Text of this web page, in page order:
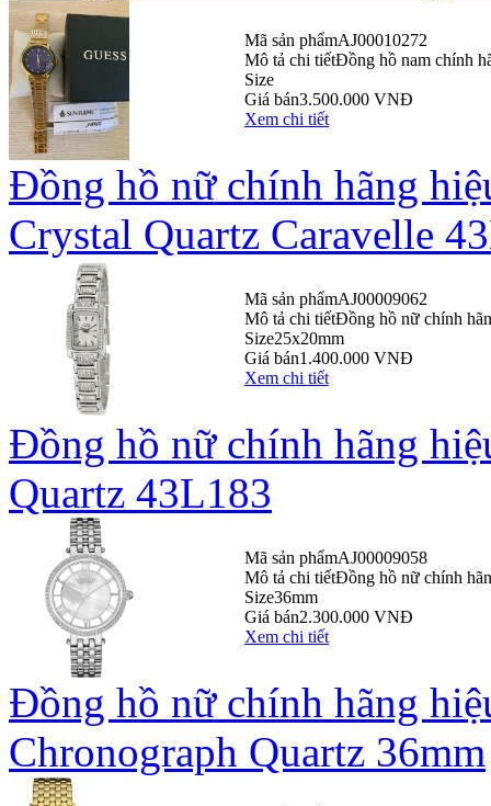
Mã sản phẩmAJ00010272
Mô tả chi tiếtĐồng hồ nam chính
Size
Giá bán3.500.000 VNĐ
Xem chi tiết
Đồng hồ nữ chính hãng
Crystal Quartz Caravelle
Mã sản phẩmAJ00009062
Mô tả chi tiếtĐồng hồ nữ chính
Size25x20mm
Giá bán1.400.000 VNĐ
Xem chi tiết
Đồng hồ nữ chính hãng
Quartz 43L183
Mã sản phẩmAJ00009058
Mô tả chi tiếtĐồng hồ nữ chính
Size36mm
Giá bán2.300.000 VNĐ
Xem chi tiết
Đồng hồ nữ chính hãng
Chronograph Quartz 36mm